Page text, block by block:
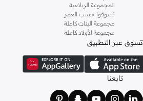
المجموعة الرياضية
تسوقوا حسب العمر
مجموعة البنات كاملة
مجموعة الأولاد كاملة
تسوق عبر التطبيق
تابعنا